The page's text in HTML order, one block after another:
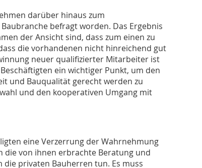
darüber hinaus zum
befragt worden. Das Ergebnis
der Ansicht sind, dass zum einen zu
die vorhandenen nicht hinreichend gut
neuer qualifizierter Mitarbeiter ist
ein wichtiger Punkt, um den
und Bauqualität gerecht werden zu
und den kooperativen Umgang mit
eine Verzerrung der Wahrnehmung
die von ihnen erbrachte Beratung und
privaten Bauherren tun. Es muss